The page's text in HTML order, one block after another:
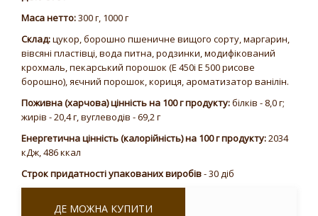
Маса нетто:300 г, 1000 г
Склад:цукор, борошно пшеничне вищого сорту, маргарин,
вівсяні пластівці, вода питна, родзинки, модифікований
крохмаль, пекарський порошок (Е 450і Е 500 рисове
борошно), яєчний порошок, кориця, ароматизатор ванілін.
Поживна (харчова) цінність на 100 г продукту:білків - 8,0 г;
жирів - 20,4 г, вуглеводів - 69,2 г
Енергетична цінність (калорійність) на 100 г продукту:2034
кДж, 486 ккал
Строк придатності упакованих виробів- 30 діб
ДЕ МОЖНА КУПИТИ